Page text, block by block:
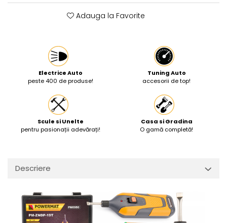
Protectia muncii
Suport auto
Suport motocicleta
Tunuri de caldura si aeroteme
Utilaje constructie
Adauga la Favorite
Electrice Auto
peste 400 de produse!
Tuning Auto
accesorii de top!
Scule si Unelte
pentru pasionații adevărați!
Casa si Gradina
O gamă completă!
Descriere